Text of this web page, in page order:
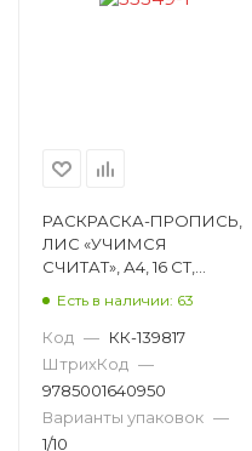
РАСКРАСКА-ПРОПИСЬ,
ЛИС «УЧИМСЯ
СЧИТАТ», А4, 16 СТ,
Есть в наличии: 63
Код — КК-139817
ШтрихКод —
9785001640950
Варианты упаковок —
1/10